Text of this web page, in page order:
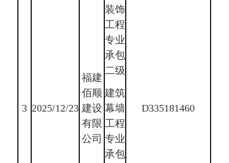
3 2025/12/23
福建
佰顺
建设
有限
公司
装饰
工程
专业
承包
二级
建筑
幕墙
工程
专业
承包
D335181460